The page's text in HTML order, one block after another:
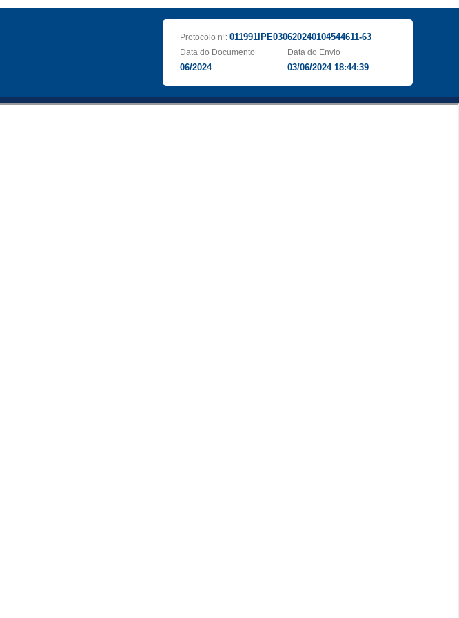
Protocolo nº: 011991IPE030620240104544611-63
Data do Documento
06/2024
Data do Envio
03/06/2024 18:44:39